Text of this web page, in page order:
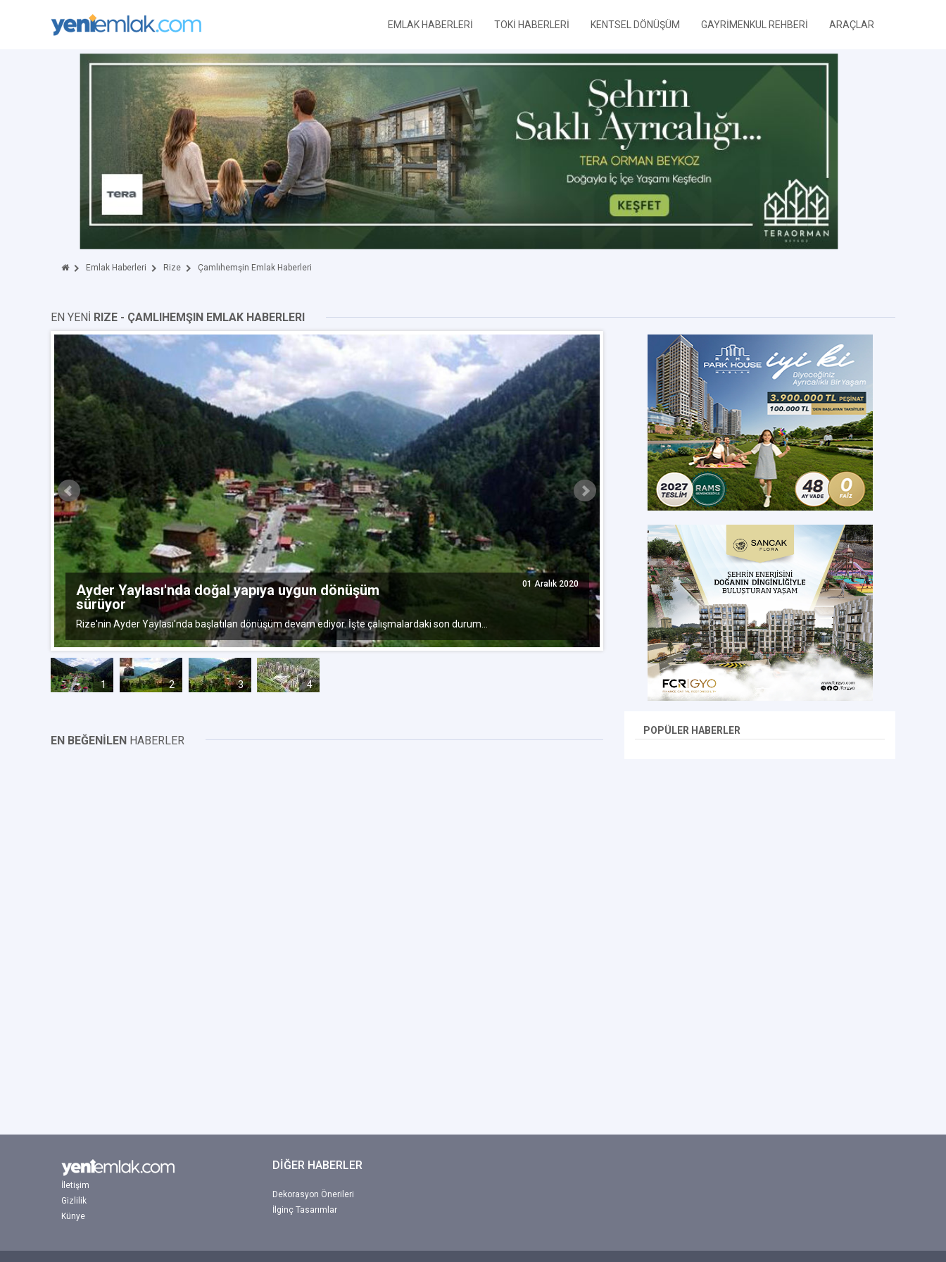
EMLAK HABERLERİ TOKİ HABERLERİ KENTSEL DÖNÜŞÜM GAYRİMENKUL REHBERİ ARAÇLAR
Emlak Haberleri Rize Çamlıhemşin Emlak Haberleri
EN YENİ RIZE - ÇAMLIHEMŞIN EMLAK HABERLERI
Ayder Yaylası'nda doğal yapıya uygun dönüşüm
sürüyor
01 Aralık 2020
Rize'nin Ayder Yaylası'nda başlatılan dönüşüm devam ediyor. İşte çalışmalardaki son durum…
Rize Çamlıhemşin’de yeni imar planı çalışmaları
başladı
İmpo İmar Yönetim Kurulu Başkanı Hüseyin Oflaz, imar planları
çalışmaların başladığını belirterek konu hakkında bilgi verdi.
1 2 3 4
EN BEĞENİLEN HABERLER
POPÜLER HABERLER
İletişim
Gizlilik
Künye
DİĞER HABERLER
Dekorasyon Önerileri
İlginç Tasarımlar